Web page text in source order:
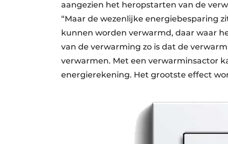
aangezien het heropstarten van de
“Maar de wezenlijke energiebesparing
kunnen worden verwarmd, daar waar
van de verwarming zo is dat de
verwarmen. Met een verwarminsactor
energierekening. Het grootste effect